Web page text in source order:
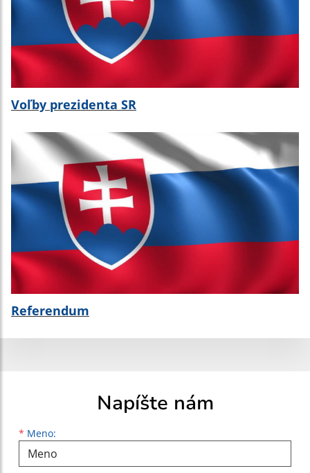
Voľby prezidenta SR
Referendum
Napíšte nám
* Meno:
Meno
Priezvisko
E-mailová adresa